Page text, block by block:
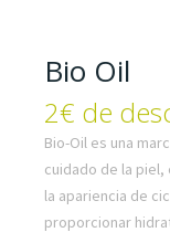
Bio Oil
2€ de
Bio-Oil es una
cuidado de la
la apariencia de
proporcionar